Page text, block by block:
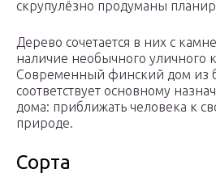
скрупулёзно продуманы
Дерево сочетается в них с
наличие необычного уличного
Современный финский дом из
соответствует основному
дома: приближать человека к
природе.
Сорта